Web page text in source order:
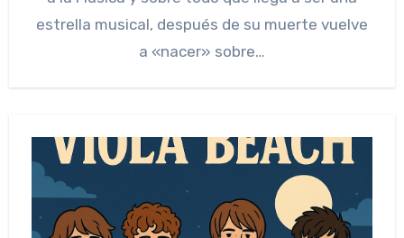
estrella musical, después de su muerte vuelve
a «nacer» sobre…